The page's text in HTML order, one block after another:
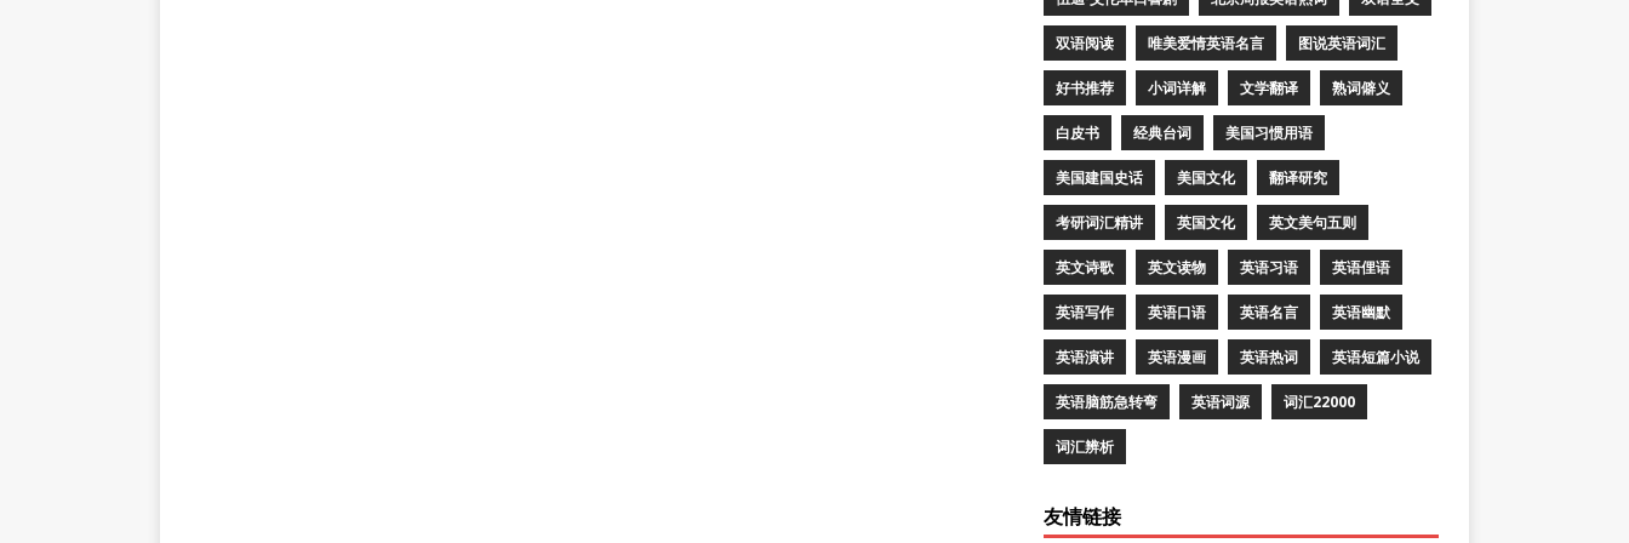
双语阅读 唯美爱情英语名言 图说英语词汇
好书推荐 小词详解 文学翻译 熟词僻义
白皮书 经典台词 美国习惯用语
美国建国史话 美国文化 翻译研究
考研词汇精讲 英国文化 英文美句五则
英文诗歌 英文读物 英语习语 英语俚语
英语写作 英语口语 英语名言 英语幽默
英语演讲 英语漫画 英语热词 英语短篇小说
英语脑筋急转弯 英语词源 词汇22000
词汇辨析
友情链接